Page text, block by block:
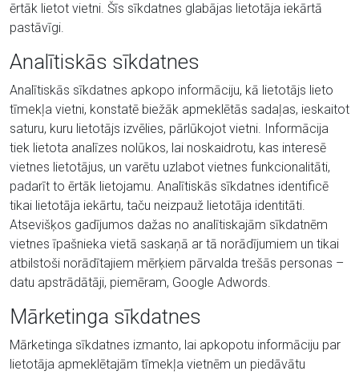
ērtāk lietot vietni. Šīs sīkdatnes glabājas lietotāja iekārtā
pastāvīgi.
Analītiskās sīkdatnes
Analītiskās sīkdatnes apkopo informāciju, kā lietotājs lieto
tīmekļa vietni, konstatē biežāk apmeklētās sadaļas, ieskaitot
saturu, kuru lietotājs izvēlies, pārlūkojot vietni. Informācija
tiek lietota analīzes nolūkos, lai noskaidrotu, kas interesē
vietnes lietotājus, un varētu uzlabot vietnes funkcionalitāti,
padarīt to ērtāk lietojamu. Analītiskās sīkdatnes identificē
tikai lietotāja iekārtu, taču neizpauž lietotāja identitāti.
Atsevišķos gadījumos dažas no analītiskajām sīkdatnēm
vietnes īpašnieka vietā saskaņā ar tā norādījumiem un tikai
atbilstoši norādītajiem mērķiem pārvalda trešās personas –
datu apstrādātāji, piemēram, Google Adwords.
Mārketinga sīkdatnes
Mārketinga sīkdatnes izmanto, lai apkopotu informāciju par
lietotāja apmeklētajām tīmekļa vietnēm un piedāvātu